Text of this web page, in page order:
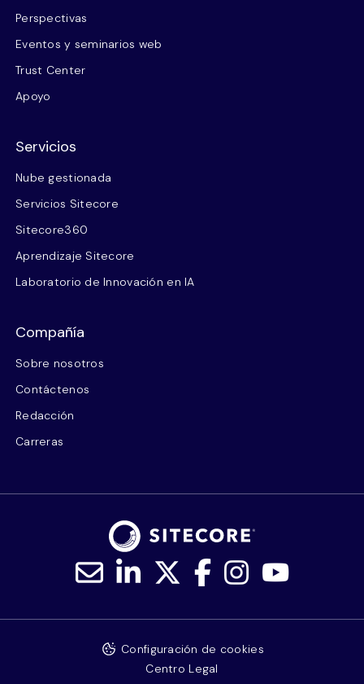
Perspectivas
Eventos y seminarios web
Trust Center
Apoyo
Servicios
Nube gestionada
Servicios Sitecore
Sitecore360
Aprendizaje Sitecore
Laboratorio de Innovación en IA
Compañía
Sobre nosotros
Contáctenos
Redacción
Carreras
Configuración de cookies
Centro Legal